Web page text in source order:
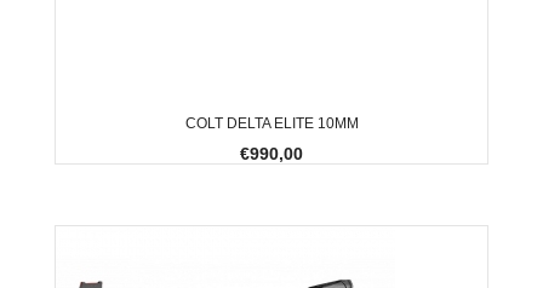
COLT DELTA ELITE 10MM
€990,00